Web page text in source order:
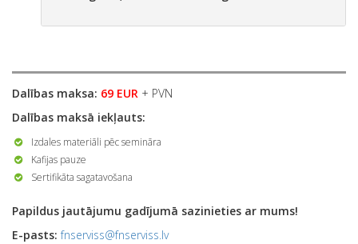
Dalības maksa: 69 EUR + PVN
Dalības maksā iekļauts:
Izdales materiāli pēc semināra
Kafijas pauze
Sertifikāta sagatavošana
Papildus jautājumu gadījumā sazinieties ar mums!
E-pasts: fnserviss@fnserviss.lv